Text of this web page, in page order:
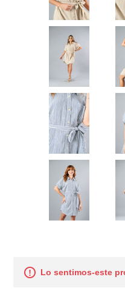
Lo sentimos-este